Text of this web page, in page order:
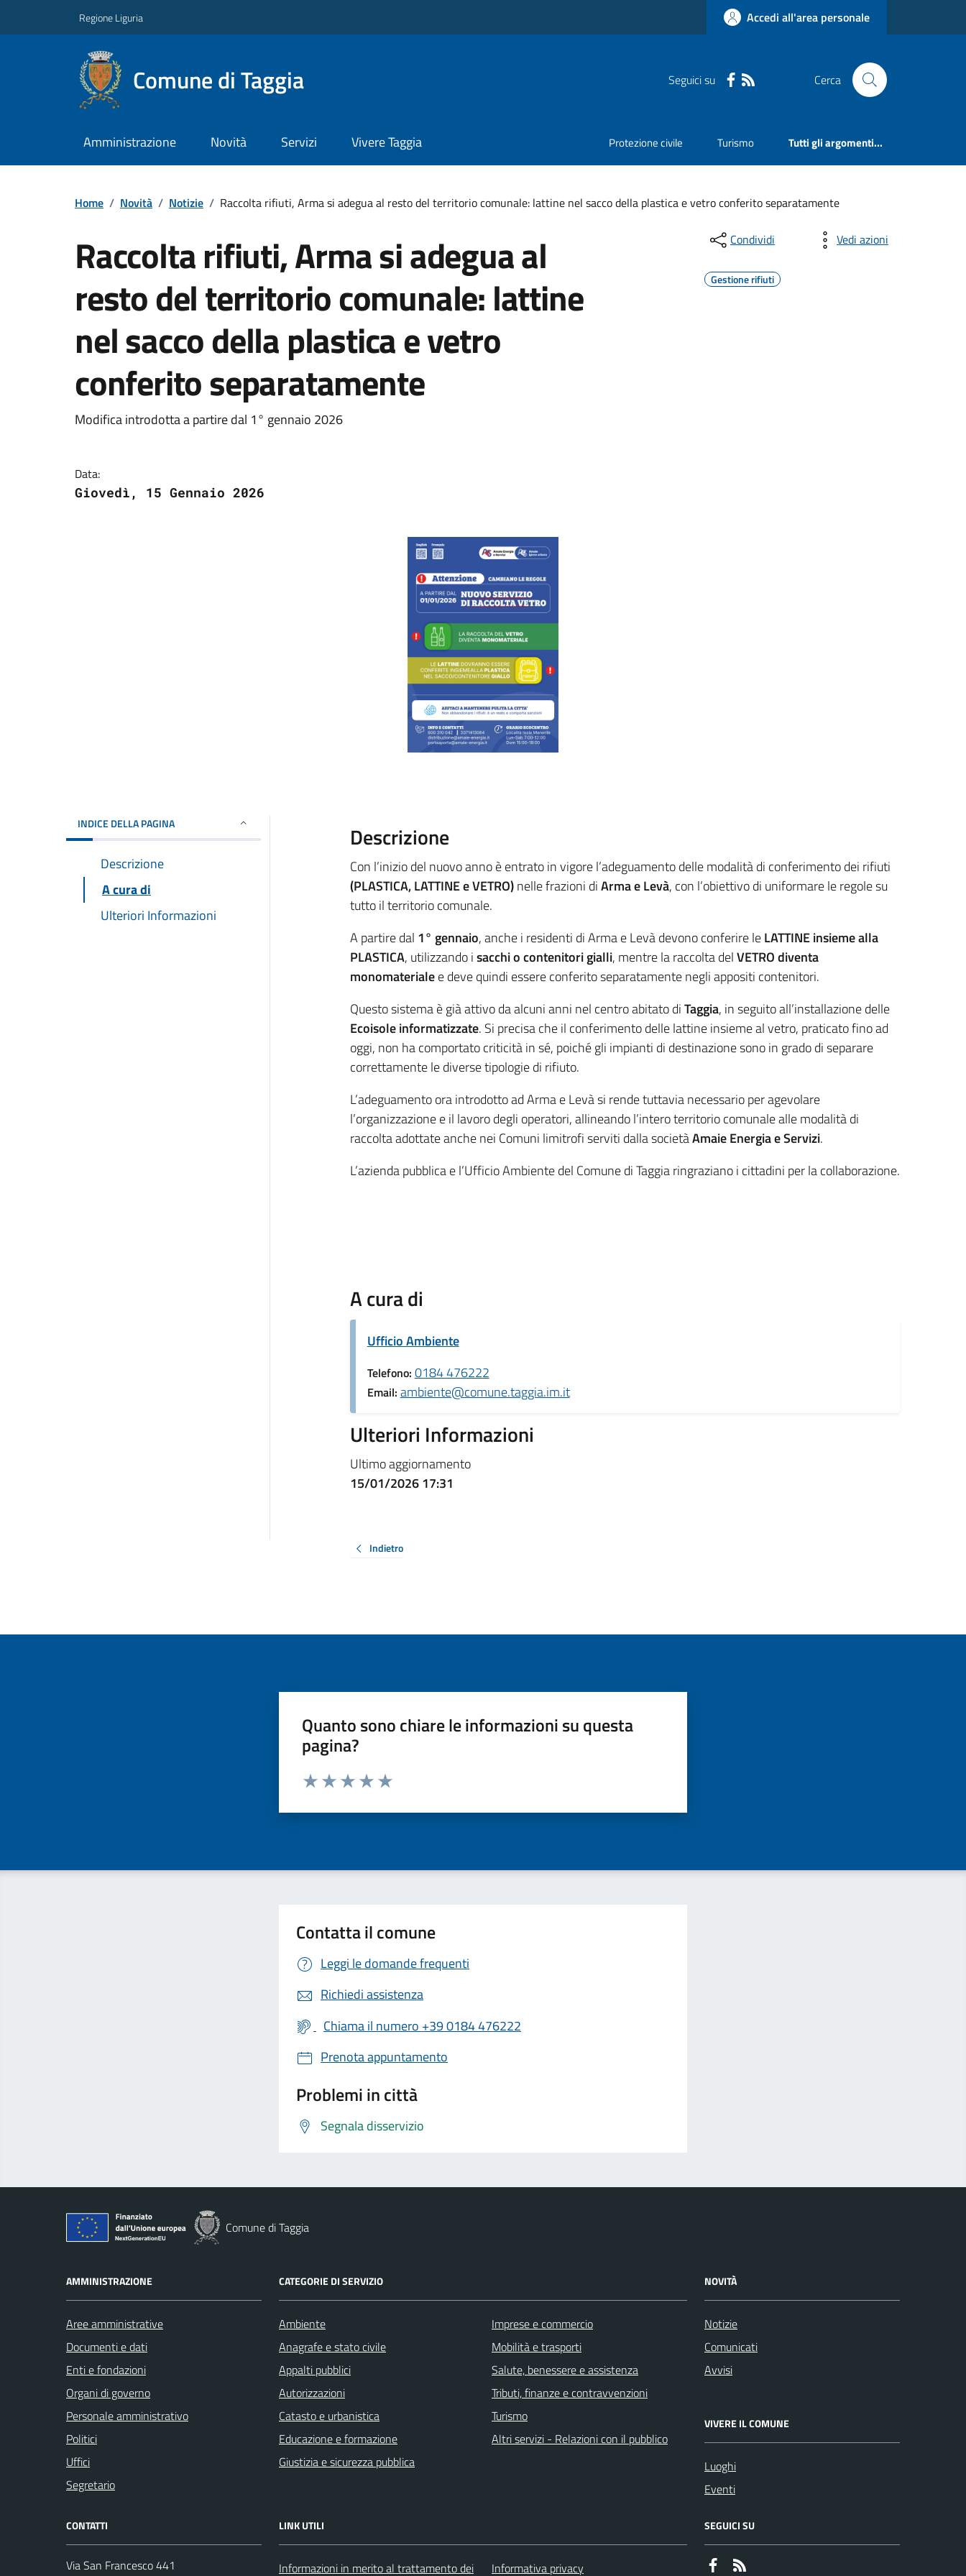
Regione Liguria Accedi all'area personale
Comune di Taggia Seguici su Cerca
Amministrazione Novità Servizi Vivere Taggia Protezione civile Turismo Tutti gli argomenti...
Home / Novità / Notizie / Raccolta rifiuti, Arma si adegua al resto del territorio comunale: lattine nel sacco della plastica e vetro conferito separatamente
Raccolta rifiuti, Arma si adegua al
resto del territorio comunale: lattine
nel sacco della plastica e vetro
conferito separatamente
Modifica introdotta a partire dal 1° gennaio 2026
Data:
Giovedì, 15 Gennaio 2026
Condividi Vedi azioni
Gestione rifiuti
INDICE DELLA PAGINA
Descrizione
A cura di
Ulteriori Informazioni
Descrizione
Con l’inizio del nuovo anno è entrato in vigore l’adeguamento delle modalità di conferimento dei rifiuti
(PLASTICA, LATTINE e VETRO)nelle frazioni diArma e Levà, con l’obiettivo di uniformare le regole su
tutto il territorio comunale.
A partire dal 1° gennaio, anche i residenti di Arma e Levà devono conferire leLATTINE insieme alla
PLASTICA, utilizzando isacchi o contenitori gialli, mentre la raccolta delVETRO diventa
monomaterialee deve quindi essere conferito separatamente negli appositi contenitori.
Questo sistema è già attivo da alcuni anni nel centro abitato diTaggia, in seguito all’installazione delle
Ecoisole informatizzate. Si precisa che il conferimento delle lattine insieme al vetro, praticato fino ad
oggi, non ha comportato criticità in sé, poiché gli impianti di destinazione sono in grado di separare
correttamente le diverse tipologie di rifiuto.
L’adeguamento ora introdotto ad Arma e Levà si rende tuttavia necessario per agevolare
l’organizzazione e il lavoro degli operatori, allineando l’intero territorio comunale alle modalità di
raccolta adottate anche nei Comuni limitrofi serviti dalla societàAmaie Energia e Servizi.
L’azienda pubblica e l’Ufficio Ambiente del Comune di Taggia ringraziano i cittadini per la collaborazione.
A cura di
Ufficio Ambiente
Telefono: 0184 476222
Email: ambiente@comune.taggia.im.it
Ulteriori Informazioni
Ultimo aggiornamento
15/01/2026 17:31
Indietro
Quanto sono chiare le informazioni su questa
pagina?
Valuta da 1 a 5 stelle la pagina
Contatta il comune
Leggi le domande frequenti
Richiedi assistenza
Chiama il numero +39 0184 476222
Prenota appuntamento
Problemi in città
Segnala disservizio
Comune di Taggia
AMMINISTRAZIONE
Aree amministrative
Documenti e dati
Enti e fondazioni
Organi di governo
Personale amministrativo
Politici
Uffici
Segretario
CATEGORIE DI SERVIZIO
Ambiente
Anagrafe e stato civile
Appalti pubblici
Autorizzazioni
Catasto e urbanistica
Educazione e formazione
Giustizia e sicurezza pubblica
Imprese e commercio
Mobilità e trasporti
Salute, benessere e assistenza
Tributi, finanze e contravvenzioni
Turismo
Altri servizi - Relazioni con il pubblico
NOVITÀ
Notizie
Comunicati
Avvisi
VIVERE IL COMUNE
Luoghi
Eventi
CONTATTI
Via San Francesco 441
LINK UTILI
Informazioni in merito al trattamento dei Informativa privacy
SEGUICI SU